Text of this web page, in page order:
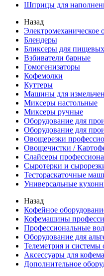
Шприцы для
Назад
Электромеханическое
Блендеры
Бликсеры для
Взбиватели барные
Гомогенизаторы
Кофемолки
Куттеры
Машины для
Миксеры настольные
Миксеры ручные
Оборудование для
Оборудование для
Овощерезки
Овощечистки /
Слайсеры
Сыротерки и
Тестораскаточные
Универсальные
Назад
Кофейное
Кофемашины
Профессиональные
Оборудование для
Телеметрия и системы
Аксессуары для
Дополнительное